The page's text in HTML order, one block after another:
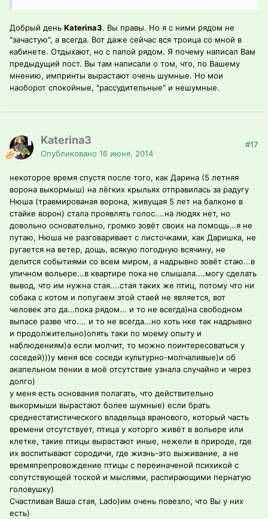
Добрый день Katerina3. Вы правы. Но я с ними рядом не
"зачастую", а всегда. Вот даже сейчас вся троица со мной в
кабинете. Отдыхают, но с папой рядом. Я почему написал Вам
предыдущий пост. Вы там написали о том, что, по Вашему
мнению, импринты вырастают очень шумные. Но мои
наоборот спокойные, "рассудительные" и нешумные.
Katerina3
Опубликовано 16 июня, 2014
#17
некоторое время спустя после того, как Дарина (5 летняя
ворона выкормыш) на лёгких крыльях отправилась за радугу
Нюша (травмированая ворона, живущая 5 лет на балконе в
стайке ворон) стала проявлять голос....на людях нет, но
довольно основательно, громко зовёт своих на помощь...я не
путаю, Нюша не разговаривает с листочками, как Даришка, не
ругается на ветер, дощь, всякую погодную всячину, не
делится событиями со всем миром, а надрывно зовёт стаю...в
уличном вольере...в квартире пока не слышала....могу сделать
вывод, что им нужна стая....стая таких же птиц, потому что ни
собака с котом и попугаем этой стаей не является, вот
человек это да...пока рядом... и то не всегда)на свободном
выпасе разве что.... и то не всегда...но хоть нке так надрывно
и продолжительно)опять таки по моему опыту и
наблюдениям)а если молчит, то можно поинтересоваться у
соседей)))у меня все соседи культурно-молчаливые)и об
акапельном пении в моё отсутствие узнала случайно и через
долго)
у меня есть основания полагать, что действительно
выкормыши вырастают более шумные) если брать
среднестатистического владельца вранового, который часть
времени отсутствует, птица у которго живёт в вольере или
клетке, такие птицы вырастают иные, нежели в природе, где
их воспитывают сородичи, где жизнь-это выживание, а не
времяпрепровождение птицы с переиначеной психикой с
сопутствующей тоской и мыслями, распирающими пернатую
головушку)
Счастливая Ваша стая, Lado)им очень повезло, что Вы у них
есть)